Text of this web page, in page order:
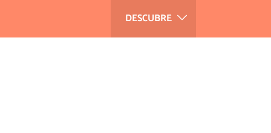
DESCUBRE